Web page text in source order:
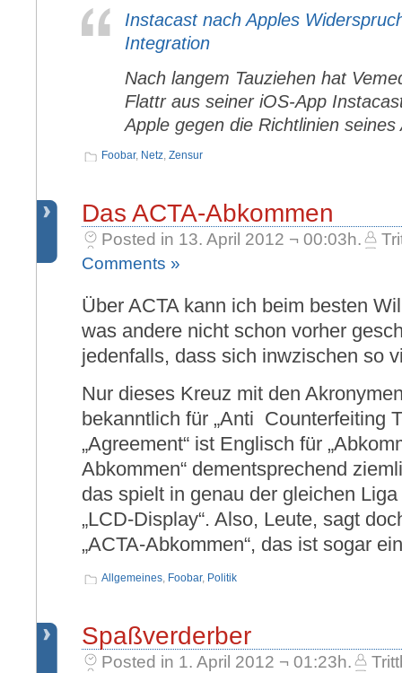
Instacast nach Apples
Integration
Nach langem Tauziehen hat
Flattr aus seiner iOS-App
Apple gegen die Richtlinien
Foobar, Netz, Zensur
Das ACTA-Abkommen
Posted in 13. April 2012 ¬ 00:03h.
Comments »
Über ACTA kann ich beim besten
was andere nicht schon vorher
jedenfalls, dass sich inwzischen so
Nur dieses Kreuz mit den
bekanntlich für „Anti Counterfeiting
„Agreement“ ist Englisch für
Abkommen“ dementsprechend
das spielt in genau der gleichen Liga
„LCD-Display“. Also, Leute, sagt
„ACTA-Abkommen“, das ist sogar
Allgemeines, Foobar, Politik
Spaßverderber
Posted in 1. April 2012 ¬ 01:23h.